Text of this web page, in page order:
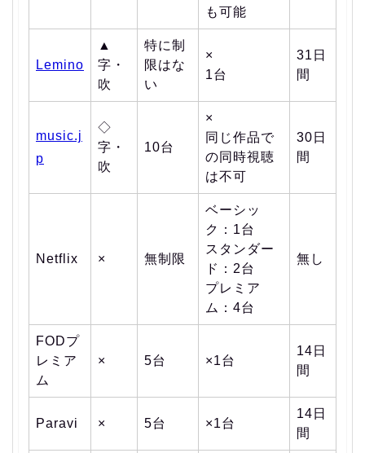
も可能
Lemino
▲
字・
吹
特に制
限はな
い
×
1台
31日
間
music.j
p
◇
字・
吹
10台
×
同じ作品で
の同時視聴
は不可
30日
間
Netflix × 無制限
ベーシッ
ク：1台
スタンダー
ド：2台
プレミア
ム：4台
無し
FODプ
レミア
ム
× 5台 ×1台
14日
間
Paravi × 5台 ×1台
14日
間